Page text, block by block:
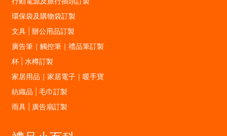
環保袋及購物袋訂製
文具 | 辦公用品訂製
廣告筆｜觸控筆｜禮品筆訂製
杯 | 水樽訂製
家居用品｜家居電子｜暖手寶
紡織品 | 毛巾訂製
雨具 | 廣告扇訂製